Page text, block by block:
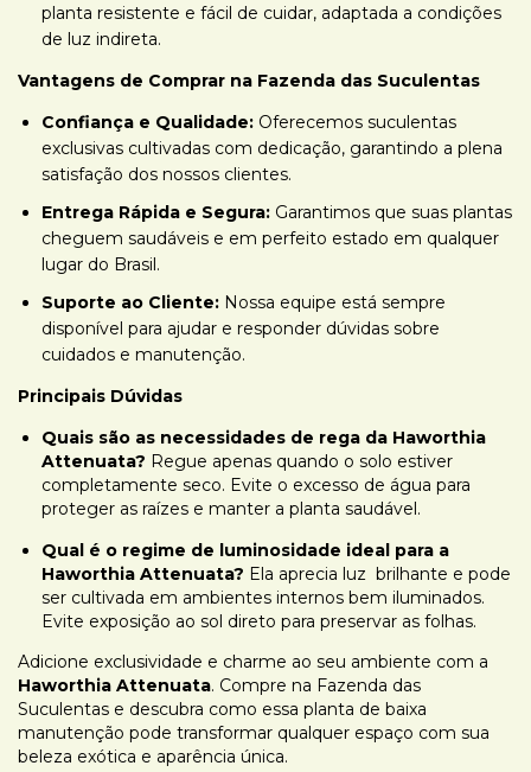
planta resistente e fácil de cuidar, adaptada a condições
de luz indireta.
Vantagens de Comprar na Fazenda das Suculentas
Confiança e Qualidade: Oferecemos suculentas
exclusivas cultivadas com dedicação, garantindo a plena
satisfação dos nossos clientes.
Entrega Rápida e Segura: Garantimos que suas plantas
cheguem saudáveis e em perfeito estado em qualquer
lugar do Brasil.
Suporte ao Cliente: Nossa equipe está sempre
disponível para ajudar e responder dúvidas sobre
cuidados e manutenção.
Principais Dúvidas
Quais são as necessidades de rega da Haworthia
Attenuata? Regue apenas quando o solo estiver
completamente seco. Evite o excesso de água para
proteger as raízes e manter a planta saudável.
Qual é o regime de luminosidade ideal para a
Haworthia Attenuata? Ela aprecia luz brilhante e pode
ser cultivada em ambientes internos bem iluminados.
Evite exposição ao sol direto para preservar as folhas.
Adicione exclusividade e charme ao seu ambiente com a
Haworthia Attenuata. Compre na Fazenda das
Suculentas e descubra como essa planta de baixa
manutenção pode transformar qualquer espaço com sua
beleza exótica e aparência única.